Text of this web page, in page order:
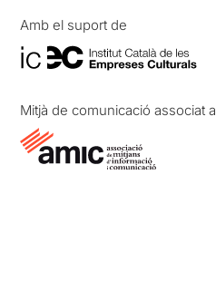
Amb el suport de
Mitjà de comunicació associat a